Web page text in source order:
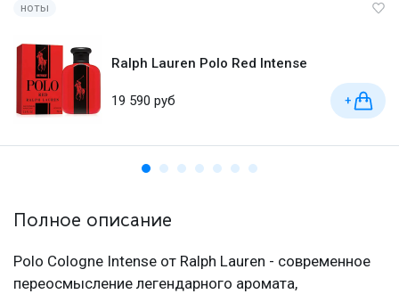
ноты
Ralph Lauren Polo Red Intense
19 590 руб +
Полное описание
Polo Cologne Intense от Ralph Lauren - современное
переосмысление легендарного аромата,